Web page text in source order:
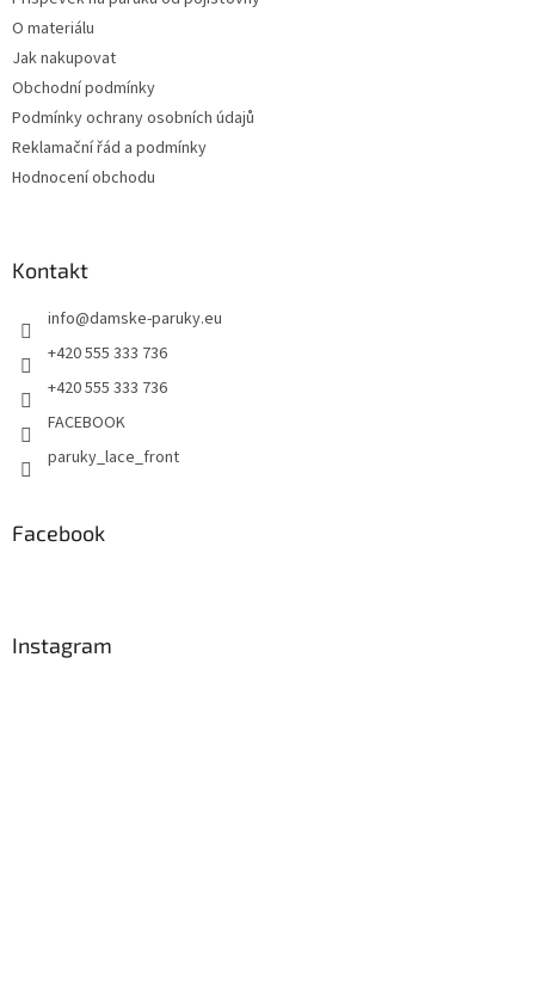
O materiálu
Jak nakupovat
Obchodní podmínky
Podmínky ochrany osobních údajů
Reklamační řád a podmínky
Hodnocení obchodu
Kontakt
info@damske-paruky.eu
+420 555 333 736
+420 555 333 736
FACEBOOK
paruky_lace_front
Facebook
Instagram